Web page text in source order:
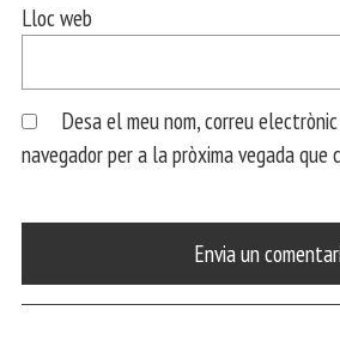
Lloc web
Desa el meu nom, correu
navegador per a la pròxima vegada que